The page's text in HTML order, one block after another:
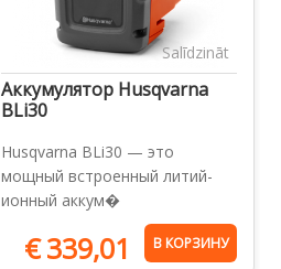
Salīdzināt
Аккумулятор Husqvarna
BLi30
Husqvarna BLi30 — это
мощный встроенный литий-
ионный аккум�
€339,01 В КОРЗИНУ